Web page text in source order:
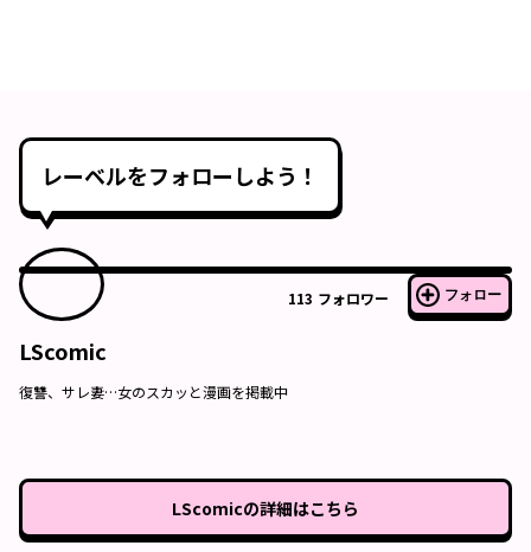
レーベルをフォローしよう！
113 フォロワー フォロー
LScomic
復讐、サレ妻…女のスカッと漫画を掲載中
LScomicの詳細はこちら